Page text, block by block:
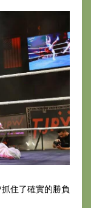
住了確實的勝負